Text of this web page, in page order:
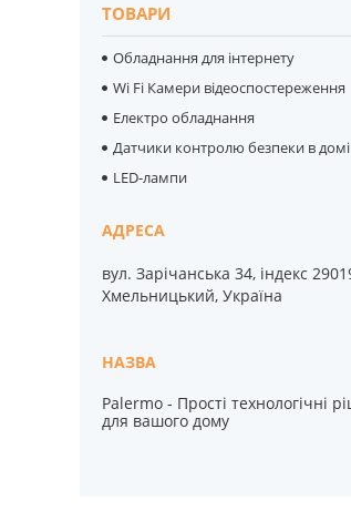
ТОВАРИ
Обладнання для інтернету
Wi Fi Камери відеоспостереження
Електро обладнання
Датчики контролю безпеки в домі
LED-лампи
вул. Зарічанська 34, індекс
Хмельницький, Україна
Palermo - Прості технологічні
для вашого дому